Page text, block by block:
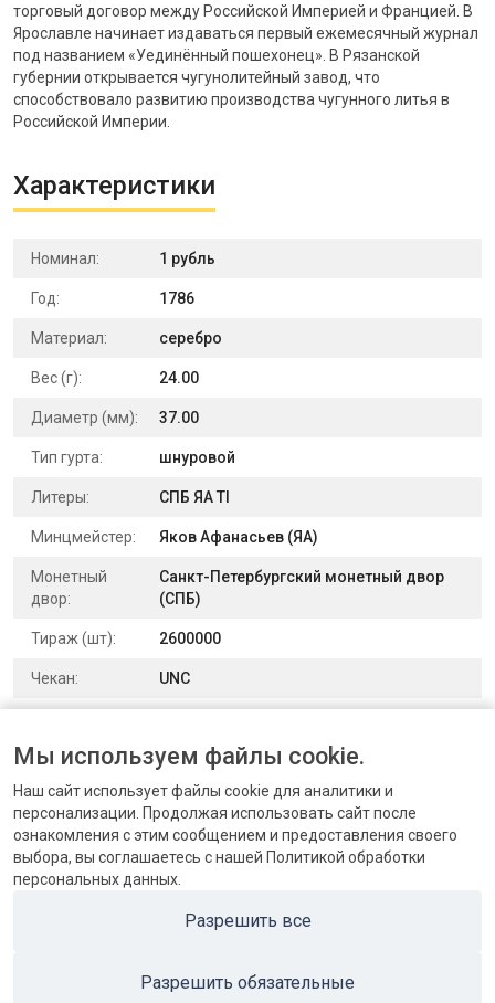
торговый договор между Российской Империей и Францией. В
Ярославле начинает издаваться первый ежемесячный журнал
под названием «Уединённый пошехонец». В Рязанской
губернии открывается чугунолитейный завод, что
способствовало развитию производства чугунного литья в
Российской Империи.
Характеристики
Номинал: 1 рубль
Год: 1786
Материал: серебро
Вес (г): 24.00
Диаметр (мм): 37.00
Тип гурта: шнуровой
Литеры: СПБ ЯА TI
Минцмейстер: Яков Афанасьев (ЯА)
Монетный
двор:
Санкт-Петербургский монетный двор
(СПБ)
Тираж (шт): 2600000
Чекан: UNC
Номер по
Биткин 242 | Конрос 71/14
ПОПУЛЯРНЫЕ КАТЕГОРИИ
Мы используем файлы cookie.
Наш сайт использует файлы cookie для аналитики и
персонализации. Продолжая использовать сайт после
ознакомления с этим сообщением и предоставления своего
выбора, вы соглашаетесь с нашей Политикой обработки
персональных данных.
Разрешить все
Разрешить обязательные